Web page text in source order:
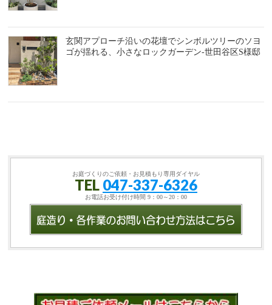
玄関アプローチ沿いの花壇でシンボルツリーのソヨ
ゴが揺れる、小さなロックガーデン-世田谷区S様邸
お庭づくりのご依頼・お見積もり専用ダイヤル
TEL 047-337-6326
お電話お受け付け時間 9：00～20：00